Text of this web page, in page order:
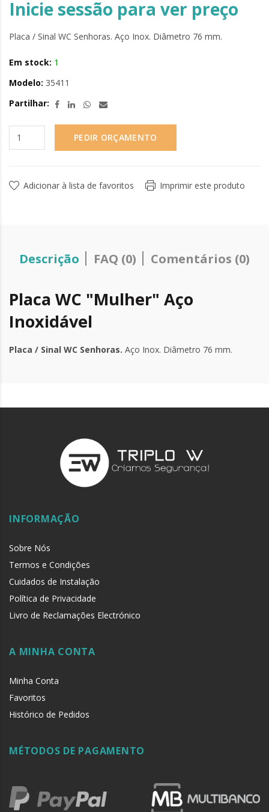
Inicie sessão para ver preço
Placa / Sinal WC Senhoras. Aço Inox. Diâmetro 76 mm.
Em stock: 1
Modelo: 35411
Partilhar:
PEDIR ORÇAMENTO
Adicionar à lista de favoritos Imprimir este produto
Descrição FAQ (0) Comentários (0)
Placa WC "Mulher" Aço
Inoxidável
Placa / Sinal WC Senhoras. Aço Inox. Diâmetro 76 mm.
INFORMAÇÃO
Sobre Nós
Termos e Condições
Cuidados de Instalação
Política de Privacidade
Livro de Reclamações Electrónico
A MINHA CONTA
Minha Conta
Favoritos
Histórico de Pedidos
MÉTODOS DE PAGAMENTO